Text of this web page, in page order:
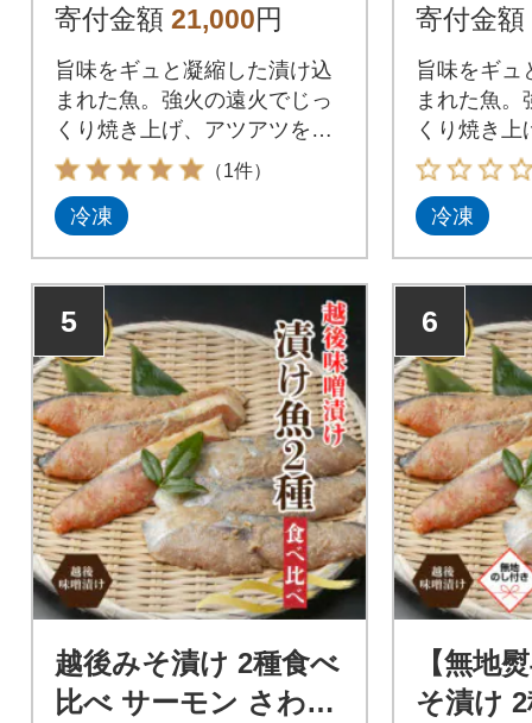
寄付金額 21,000円
旨味をギュと凝縮した漬け込
まれた魚。強火の遠火でじっ
くり焼き上げ、アツアツをお
召し上がり下さい。
（1件）
冷凍
寄付金額
旨味をギュ
まれた魚。
くり焼き上
召し上がり
冷凍
5
越後みそ漬け 2種食べ
比べ サーモン さわら
6
【無地
そ漬け